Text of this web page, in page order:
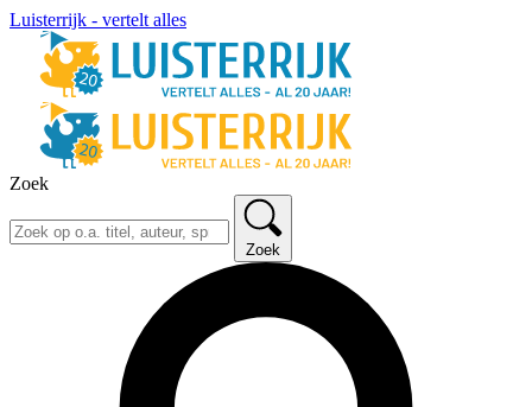
Luisterrijk - vertelt alles
Zoek
Zoek